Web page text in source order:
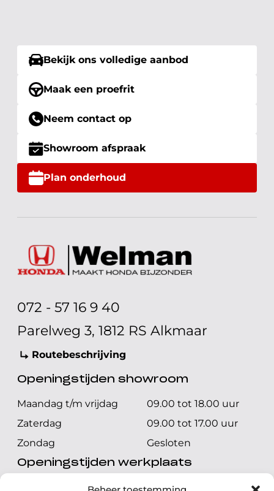
Bekijk ons volledige aanbod
Maak een proefrit
Neem contact op
Showroom afspraak
Plan onderhoud
072 - 57 16 9 40
Parelweg 3, 1812 RS Alkmaar
Routebeschrijving
Openingstijden showroom
Maandag t/m vrijdag
09.00 tot 18.00 uur
Zaterdag
09.00 tot 17.00 uur
Zondag
Gesloten
Openingstijden werkplaats
Maandag t/m vrijdag 08.00 tot 17.00 uur